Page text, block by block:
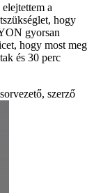
a
hogy
gyorsan
hogy most meg
és 30 perc
szerző